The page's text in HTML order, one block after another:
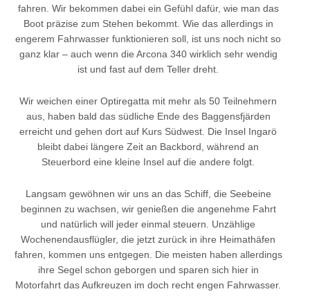
fahren. Wir bekommen dabei ein Gefühl dafür, wie man das
Boot präzise zum Stehen bekommt. Wie das allerdings in
engerem Fahrwasser funktionieren soll, ist uns noch nicht so
ganz klar – auch wenn die Arcona 340 wirklich sehr wendig
ist und fast auf dem Teller dreht.
Wir weichen einer Optiregatta mit mehr als 50 Teilnehmern
aus, haben bald das südliche Ende des Baggensfjärden
erreicht und gehen dort auf Kurs Südwest. Die Insel Ingarö
bleibt dabei längere Zeit an Backbord, während an
Steuerbord eine kleine Insel auf die andere folgt.
Langsam gewöhnen wir uns an das Schiff, die Seebeine
beginnen zu wachsen, wir genießen die angenehme Fahrt
und natürlich will jeder einmal steuern. Unzählige
Wochenendausflügler, die jetzt zurück in ihre Heimathäfen
fahren, kommen uns entgegen. Die meisten haben allerdings
ihre Segel schon geborgen und sparen sich hier in
Motorfahrt das Aufkreuzen im doch recht engen Fahrwasser.